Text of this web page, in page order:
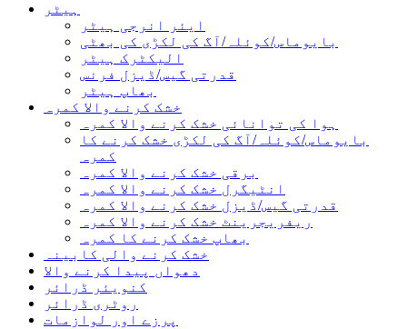
ہیٹر
ایئر انرجی ہیٹر
بایوماس/کوئلہ/آگ کی لکڑی کی بھٹی
الیکٹرک ہیٹر
قدرتی گیس/ڈیزل فرنس
بھاپ ہیٹر
خشک کرنے والا کمرہ
ہوا کی توانائی خشک کرنے والا کمرہ
بایوماس/کوئلہ/آگ کی لکڑی خشک کرنے کا
کمرہ
برقی خشک کرنے والا کمرہ
انٹیگرل خشک کرنے والا کمرہ
قدرتی گیس/ڈیزل خشک کرنے والا کمرہ
ریفریجرینٹ خشک کرنے والا کمرہ
بھاپ خشک کرنے کا کمرہ
خشک کرنے والی کابینہ
دھواں پیدا کرنے والا
کنویئر ڈرائر
روٹری ڈرائر
پرزے اور لوازمات